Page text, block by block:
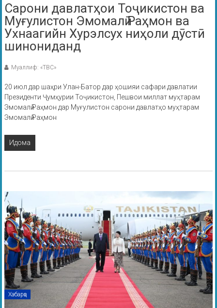
Cарони давлатҳои Тоҷикистон ва
Муғулистон Эмомалӣ Раҳмон ва
Ухнаагийн Хурэлсух ниҳоли дӯстӣ
шинониданд
Муаллиф: «ТВС»
20 июл дар шаҳри Улан-Батор дар ҳошияи сафари давлатии
Президенти Ҷумҳурии Тоҷикистон, Пешвои миллат муҳтарам
Эмомалӣ Раҳмон дар Муғулистон сарони давлатҳо муҳтарам
Эмомалӣ Раҳмон
Идома
Хабарҳо